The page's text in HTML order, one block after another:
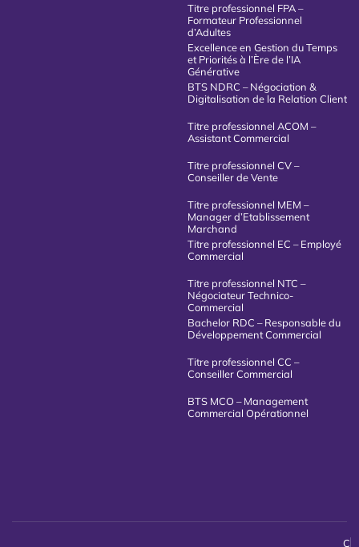
Titre professionnel FPA –
Formateur Professionnel
d’Adultes
Excellence en Gestion du Temps
et Priorités à l’Ère de l’IA
Générative
BTS NDRC – Négociation &
Digitalisation de la Relation Client
Titre professionnel ACOM –
Assistant Commercial
Titre professionnel CV –
Conseiller de Vente
Titre professionnel MEM –
Manager d’Etablissement
Marchand
Titre professionnel EC – Employé
Commercial
Titre professionnel NTC –
Négociateur Technico-
Commercial
Bachelor RDC – Responsable du
Développement Commercial
Titre professionnel CC –
Conseiller Commercial
BTS MCO – Management
Commercial Opérationnel
C